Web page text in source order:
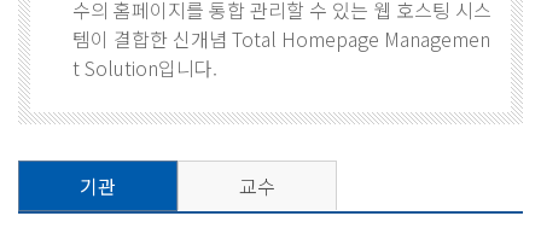
수의 홈페이지를 통합 관리할 수 있는 웹 호스팅 시스
템이 결합한 신개념 Total Homepage Managemen
t Solution입니다.
기관 교수